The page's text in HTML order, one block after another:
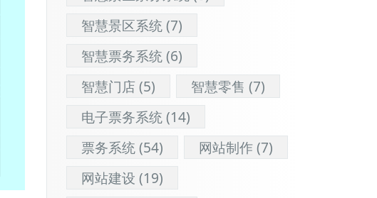
智慧景区系统(7)
智慧票务系统(6)
智慧门店(5) 智慧零售 (7)
电子票务系统(14)
票务系统(54) 网站制作(7)
网站建设 (19)